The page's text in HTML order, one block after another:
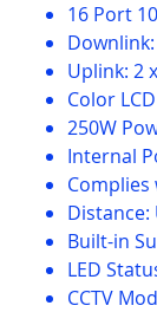
16 Port
Uplink: 2
Color
250W
Internal
Complies
Distance:
Built-in
LED
CCTV